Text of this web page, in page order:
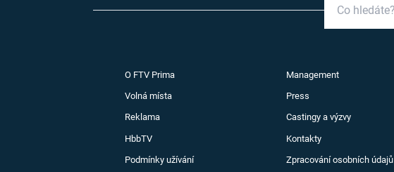
O FTV Prima Management
Volná místa Press
Reklama Castingy a výzvy
HbbTV Kontakty
Podmínky užívání Zpracování osobních údajů